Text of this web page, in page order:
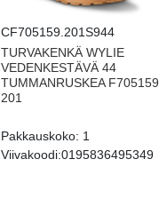
CF705159.201S944
TURVAKENKÄ WYLIE
VEDENKESTÄVÄ 44
TUMMANRUSKEA F705159
201
Pakkauskoko: 1
Viivakoodi:0195836495349